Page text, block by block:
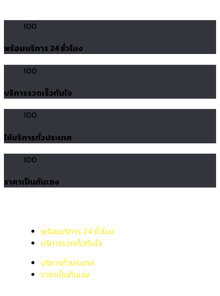
100
พร้อมบริการ 24 ชั่วโมง
100
บริการรวดเร็วทันใจ
100
ให้บริการทั่วประเทศ
100
ราคาเป็นกันเอง
พร้อมบริการ 24 ชั่วโมง
บริการรวดเร็วทันใจ
บริการทั่วประเทศ
ราคาเป็นกันเอง